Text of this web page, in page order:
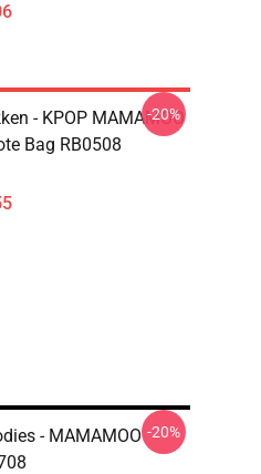
- KPOP MAMAMOO
Bag RB0508
-20%
- MAMAMOO -20%